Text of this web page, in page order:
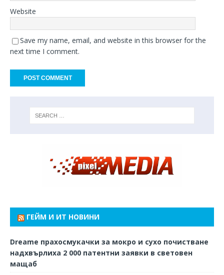
Website
Save my name, email, and website in this browser for the
next time I comment.
ГЕЙМ И ИТ НОВИНИ
Dreame прахосмукачки за мокро и сухо почистване
надхвърлиха 2 000 патентни заявки в световен
мащаб